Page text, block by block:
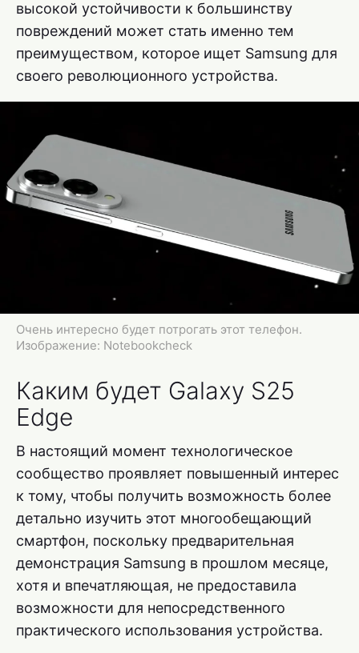
высокой устойчивости к большинству
повреждений может стать именно тем
преимуществом, которое ищет Samsung для
своего революционного устройства.
Очень интересно будет потрогать этот телефон.
Изображение: Notebookcheck
Каким будет Galaxy S25
Edge
В настоящий момент технологическое
сообщество проявляет повышенный интерес
к тому, чтобы получить возможность более
детально изучить этот многообещающий
смартфон, поскольку предварительная
демонстрация Samsung в прошлом месяце,
хотя и впечатляющая, не предоставила
возможности для непосредственного
практического использования устройства.